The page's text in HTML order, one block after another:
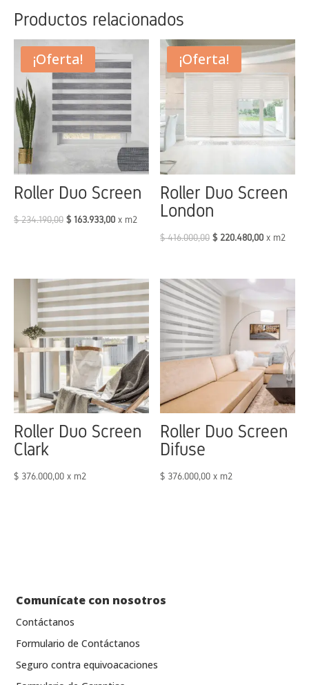
Productos relacionados
¡Oferta!
Roller Duo Screen
$234.190,00 $ 163.933,00 x m2
¡Oferta!
Roller Duo Screen
London
$416.000,00 $ 220.480,00 x m2
Roller Duo Screen
Clark
$ 376.000,00 x m2
Roller Duo Screen
Difuse
$ 376.000,00 x m2
Comunícate con nosotros
Contáctanos
Formulario de Contáctanos
Seguro contra equivoacaciones